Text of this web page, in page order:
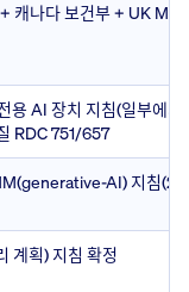
캐나다 보건부 + UK
용 AI 장치 지침(일부에
RDC 751/657
AI) 지침
계획) 지침 확정